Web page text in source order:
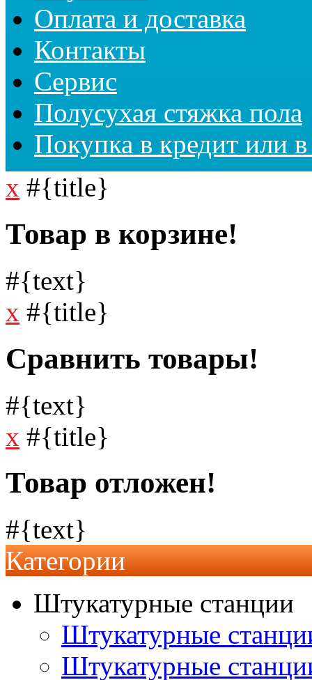
Оплата и доставка
Контакты
Сервис
Полусухая стяжка пола
Покупка в кредит или
x #{title}
Товар в корзине!
#{text}
x #{title}
Сравнить товары!
#{text}
x #{title}
Товар отложен!
#{text}
Категории
Штукатурные станции
Штукатурные
Штукатурные